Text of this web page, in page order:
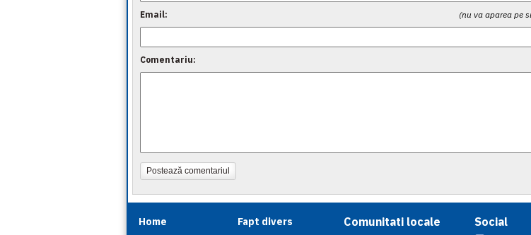
(nu va aparea pe
Email:
Comentariu:
Postează comentariul
Home
Fapt divers
Comunitati locale Social